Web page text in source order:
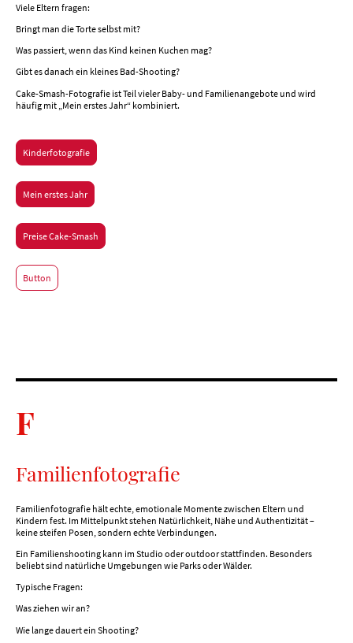
Viele Eltern fragen:
Bringt man die Torte selbst mit?
Was passiert, wenn das Kind keinen Kuchen mag?
Gibt es danach ein kleines Bad-Shooting?
Cake-Smash-Fotografie ist Teil vieler Baby- und Familienangebote und wird
häufig mit „Mein erstes Jahr“ kombiniert.
Kinderfotografie
Mein erstes Jahr
Preise Cake-Smash
Button
F
Familienfotografie
Familienfotografie hält echte, emotionale Momente zwischen Eltern und
Kindern fest. Im Mittelpunkt stehen Natürlichkeit, Nähe und Authentizität –
keine steifen Posen, sondern echte Verbindungen.
Ein Familienshooting kann im Studio oder outdoor stattfinden. Besonders
beliebt sind natürliche Umgebungen wie Parks oder Wälder.
Typische Fragen:
Was ziehen wir an?
Wie lange dauert ein Shooting?